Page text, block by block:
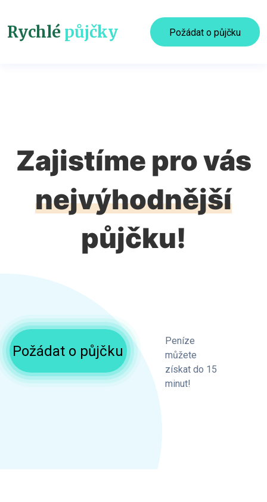
Rychlé půjčky Požádat o půjčku
Zajistíme pro vás
nejvýhodnější
půjčku!
Požádat o půjčku
Peníze
můžete
získat do 15
minut!